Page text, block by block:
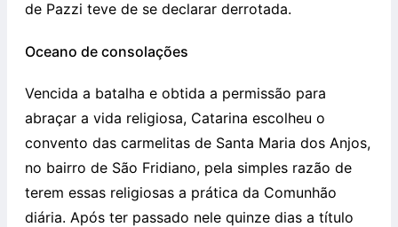
de Pazzi teve de se declarar derrotada.
Oceano de consolações
Vencida a batalha e obtida a permissão para
abraçar a vida religiosa, Catarina escolheu o
convento das carmelitas de Santa Maria dos Anjos,
no bairro de São Fridiano, pela simples razão de
terem essas religiosas a prática da Comunhão
diária. Após ter passado nele quinze dias a título